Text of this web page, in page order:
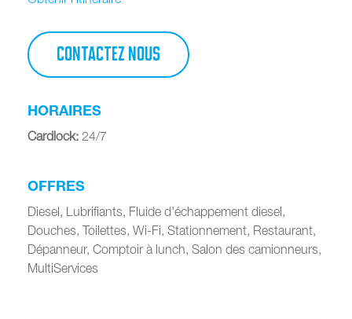
CONTACTEZ NOUS
HORAIRES
Cardlock: 24/7
OFFRES
Diesel, Lubrifiants, Fluide d'échappement diesel,
Douches, Toilettes, Wi-Fi, Stationnement, Restaurant,
Dépanneur, Comptoir à lunch, Salon des camionneurs,
MultiServices